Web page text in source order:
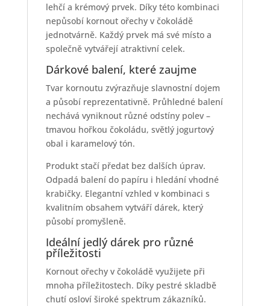
lehčí a krémový prvek. Díky této kombinaci
nepůsobí kornout ořechy v čokoládě
jednotvárně. Každý prvek má své místo a
společně vytvářejí atraktivní celek.
Dárkové balení, které zaujme
Tvar kornoutu zvýrazňuje slavnostní dojem
a působí reprezentativně. Průhledné balení
nechává vyniknout různé odstíny polev –
tmavou hořkou čokoládu, světlý jogurtový
obal i karamelový tón.
Produkt stačí předat bez dalších úprav.
Odpadá balení do papíru i hledání vhodné
krabičky. Elegantní vzhled v kombinaci s
kvalitním obsahem vytváří dárek, který
působí promyšleně.
Ideální jedlý dárek pro různé
příležitosti
Kornout ořechy v čokoládě využijete při
mnoha příležitostech. Díky pestré skladbě
chutí osloví široké spektrum zákazníků.